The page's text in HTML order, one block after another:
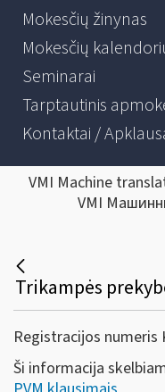
Mokesčių žinynas
Mokesčių
Seminarai
Tarptautinis
Kontaktai /
VMI Machine
VMI
Registracijos numeris
Ši informacija